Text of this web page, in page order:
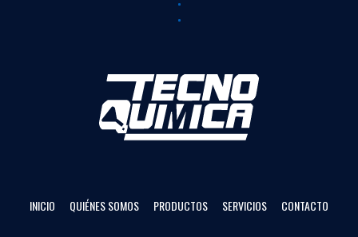
INICIO QUIÉNES SOMOS PRODUCTOS SERVICIOS CONTACTO